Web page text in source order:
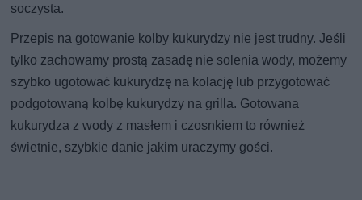
soczysta.
Przepis na gotowanie kolby kukurydzy nie jest trudny. Jeśli
tylko zachowamy prostą zasadę nie solenia wody, możemy
szybko ugotować kukurydzę na kolację lub przygotować
podgotowaną kolbę kukurydzy na grilla. Gotowana
kukurydza z wody z masłem i czosnkiem to również
świetnie, szybkie danie jakim uraczymy gości.